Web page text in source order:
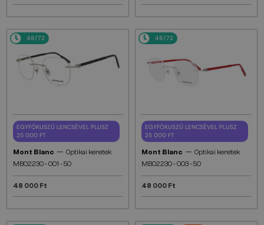
48/72
EGYFÓKUSZÚ LENCSÉVEL PLUSZ
25 000 FT
Mont Blanc — Optikai keretek
MB0223O - 001 - 50
48 000 Ft
48/72
EGYFÓKUSZÚ LENCSÉVEL PLUSZ
25 000 FT
Mont Blanc — Optikai keretek
MB0223O - 003 - 50
48 000 Ft